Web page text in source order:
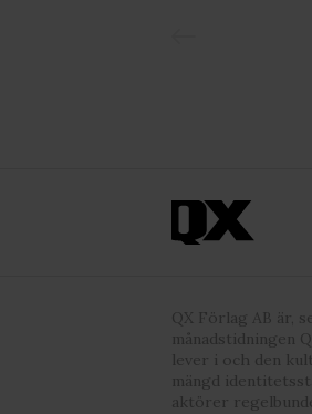
QX Förlag AB är,
månadstidningen
lever i och den
mängd
aktörer